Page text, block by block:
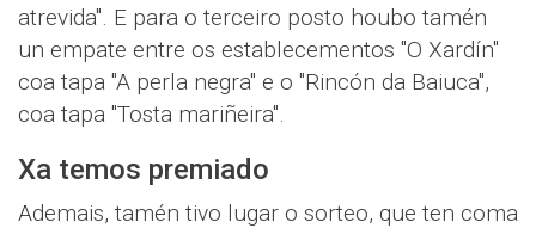
atrevida". E para o terceiro posto houbo tamén
un empate entre os establecementos "O Xardín"
coa tapa "A perla negra" e o "Rincón da Baiuca",
coa tapa "Tosta mariñeira".
Xa temos premiado
Ademais, tamén tivo lugar o sorteo, que ten coma